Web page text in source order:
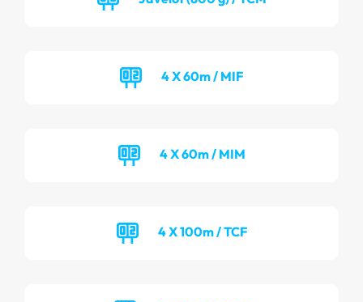
4 X 60m / MIF
4 X 60m / MIM
4 X 100m / TCF